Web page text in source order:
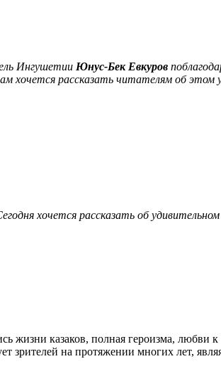
Ингушетии Юнус-Бек Евкуров
хочется рассказать читателям об этом
хочется рассказать об удивительном
казаков, полная героизма, любви к
зрителей на протяжении многих лет,